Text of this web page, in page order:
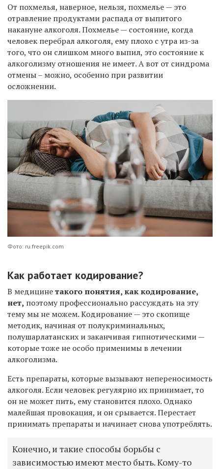
От похмелья, наверное, нельзя, похмелье — это
отравление продуктами распада от выпитого
накануне алкоголя.Похмелье — состояние, когда
человек перебрал алкоголя, ему плохо с утра из-за
того, что он слишком много выпил, это состояние к
алкоголизму отношения не имеет.А вот от синдрома
отмены – можно, особенно при развитии
осложнении.
Фото: ru.freepik.com
Как работает кодирование?
В медицинетакого понятия, как кодирование,
нет, поэтому профессионально рассуждать на эту
тему мы не можем. Кодирование — это скопище
методик, начиная от полукриминальных,
полушарлатанских и заканчивая гипнотическими —
которые тоже не особо применимы в лечении
алкоголизма.
Есть препараты, которые вызывают непереносимость
алкоголя. Если человек регулярно их принимает, то
он не может пить, ему становится плохо. Однако
малейшая провокация, и он срывается. Перестает
принимать препараты и начинает снова употреблять.
Конечно, и такие способы борьбы с
зависимостью имеют место быть. Кому-то